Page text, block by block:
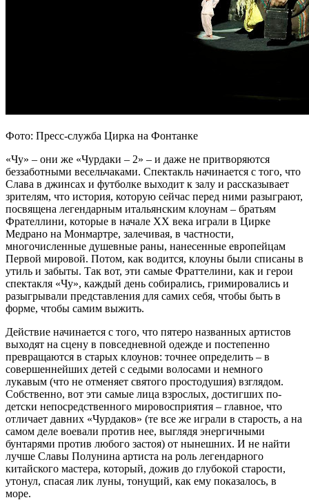
Фото: Пресс-служба Цирка на Фонтанке
«Чу» – они же «Чурдаки – 2» – и даже не притворяются
беззаботными весельчаками. Спектакль начинается с того, что
Слава в джинсах и футболке выходит к залу и рассказывает
зрителям, что история, которую сейчас перед ними разыграют,
посвящена легендарным итальянским клоунам – братьям
Фрателлини, которые в начале XX века играли в Цирке
Медрано на Монмартре, залечивая, в частности,
многочисленные душевные раны, нанесенные европейцам
Первой мировой. Потом, как водится, клоуны были списаны в
утиль и забыты. Так вот, эти самые Фраттелини, как и герои
спектакля «Чу», каждый день собирались, гримировались и
разыгрывали представления для самих себя, чтобы быть в
форме, чтобы самим выжить.
Действие начинается с того, что пятеро названных артистов
выходят на сцену в повседневной одежде и постепенно
превращаются в старых клоунов: точнее определить – в
совершеннейших детей с седыми волосами и немного
лукавым (что не отменяет святого простодушия) взглядом.
Собственно, вот эти самые лица взрослых, достигших по-
детски непосредственного мировосприятия – главное, что
отличает давних «Чурдаков» (те все же играли в старость, а на
самом деле воевали против нее, выглядя энергичными
бунтарями против любого застоя) от нынешних. И не найти
лучше Славы Полунина артиста на роль легендарного
китайского мастера, который, дожив до глубокой старости,
утонул, спасая лик луны, тонущий, как ему показалось, в
море.